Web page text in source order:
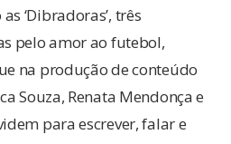
‘Dibradoras’, três
pelo amor ao futebol,
na produção de conteúdo
Souza, Renata Mendonça e
para escrever, falar e